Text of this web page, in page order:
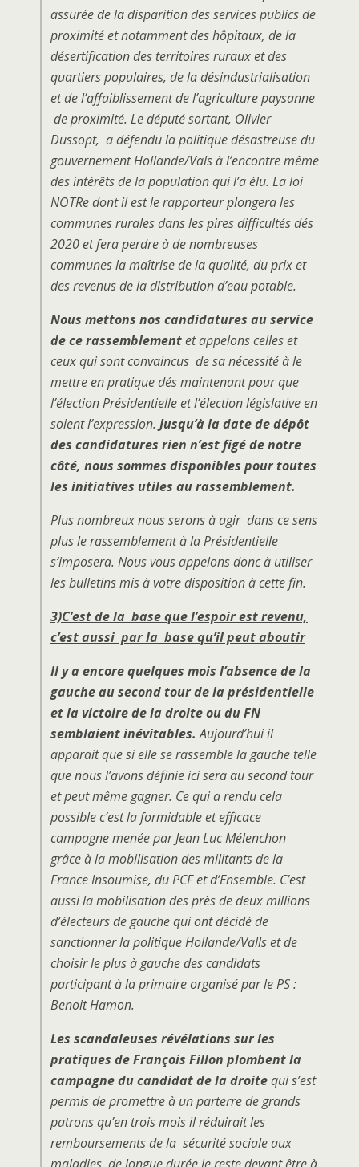
assurée de la disparition des services publics de
proximité et notamment des hôpitaux, de la
désertification des territoires ruraux et des
quartiers populaires, de la désindustrialisation
et de l’affaiblissement de l’agriculture paysanne
de proximité. Le député sortant, Olivier
Dussopt, a défendu la politique désastreuse du
gouvernement Hollande/Vals à l’encontre même
des intérêts de la population qui l’a élu. La loi
NOTRe dont il est le rapporteur plongera les
communes rurales dans les pires difficultés dés
2020 et fera perdre à de nombreuses
communes la maîtrise de la qualité, du prix et
des revenus de la distribution d’eau potable.
Nous mettons nos candidatures au service
de ce rassemblementet appelons celles et
ceux qui sont convaincus de sa nécessité à le
mettre en pratique dés maintenant pour que
l’élection Présidentielle et l’élection législative en
soient l’expression. Jusqu’à la date de dépôt
des candidatures rien n’est figé de notre
côté, nous sommes disponibles pour toutes
les initiatives utiles au rassemblement.
Plus nombreux nous serons à agir dans ce sens
plus le rassemblement à la Présidentielle
s’imposera. Nous vous appelons donc à utiliser
les bulletins mis à votre disposition à cette fin.
3)C’est de la base que l’espoir est revenu,
c’est aussi par la base qu’il peut aboutir
Il y a encore quelques mois l’absence de la
gauche au second tour de la présidentielle
et la victoire de la droite ou du FN
semblaient inévitables.Aujourd’hui il
apparait que si elle se rassemble la gauche telle
que nous l’avons définie ici sera au second tour
et peut même gagner. Ce qui a rendu cela
possible c’est la formidable et efficace
campagne menée par Jean Luc Mélenchon
grâce à la mobilisation des militants de la
France Insoumise, du PCF et d’Ensemble. C’est
aussi la mobilisation des près de deux millions
d’électeurs de gauche qui ont décidé de
sanctionner la politique Hollande/Valls et de
choisir le plus à gauche des candidats
participant à la primaire organisé par le PS :
Benoit Hamon.
Les scandaleuses révélations sur les
pratiques de François Fillon plombent la
campagne du candidat de la droitequi s’est
permis de promettre à un parterre de grands
patrons qu’en trois mois il réduirait les
remboursements de la sécurité sociale aux